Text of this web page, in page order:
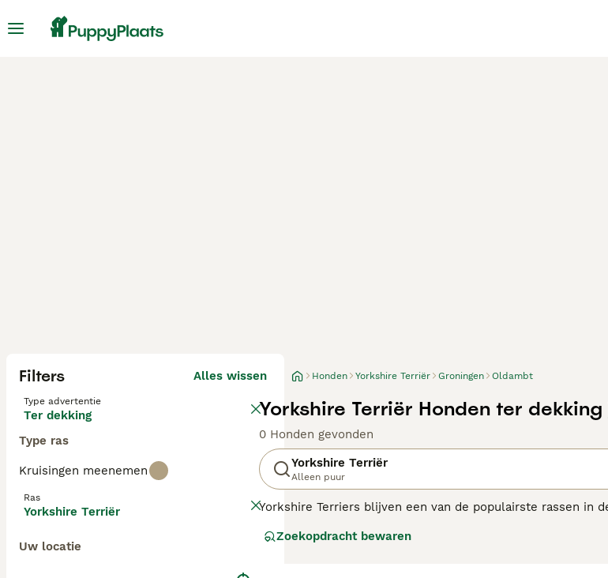
Filters Alles wissen
Type advertentie
Ter dekking
Type ras
Kruisingen meenemen
Ras
Yorkshire Terriër
Uw locatie
Honden Yorkshire Terriër Groningen Oldambt
Yorkshire Terriër Honden ter dekking
0 Honden gevonden
Yorkshire Terriër
Alleen puur
Yorkshire Terriers blijven een van de populairste rassen
huis op het platteland. Hoewel de Yorkie klein van stuk is
Zoekopdracht bewaren